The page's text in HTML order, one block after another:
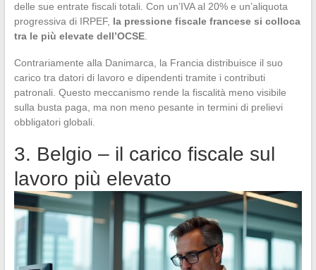
delle sue entrate fiscali totali. Con un’IVA al 20% e un’aliquota
progressiva di IRPEF, la pressione fiscale francese si colloca
tra le più elevate dell’OCSE.
Contrariamente alla Danimarca, la Francia distribuisce il suo
carico tra datori di lavoro e dipendenti tramite i contributi
patronali. Questo meccanismo rende la fiscalità meno visibile
sulla busta paga, ma non meno pesante in termini di prelievi
obbligatori globali.
3. Belgio – il carico fiscale sul
lavoro più elevato